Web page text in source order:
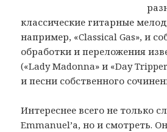
классические гитарные
например, «Classical Gas», и
обработки и переложения
(«Lady Madonna» и «Day
и песни собственного
Интереснее всего не только
Emmanuel’а, но и смотреть.